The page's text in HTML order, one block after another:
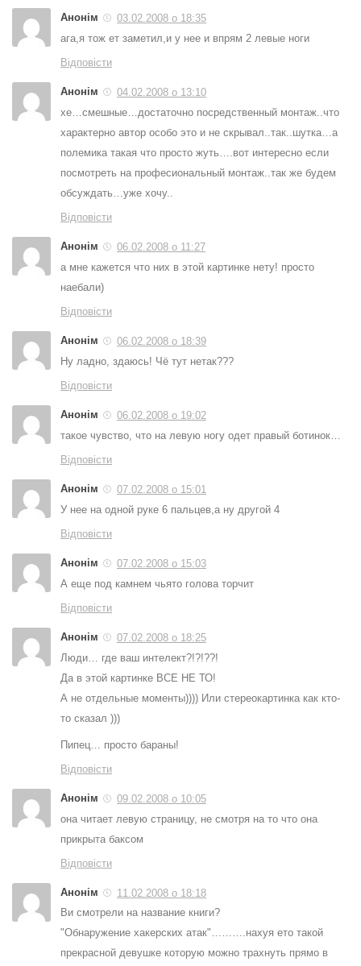
Анонім
03.02.2008 о 18:35
ага,я тож ет заметил,и у нее и впрям 2 левые ноги
Відповісти
Анонім
04.02.2008 о 13:10
хе…смешные…достаточно посредственный монтаж..что
характерно автор особо это и не скрывал..так..шутка…а
полемика такая что просто жуть….вот интересно если
посмотреть на професиональный монтаж..так же будем
обсуждать…уже хочу..
Відповісти
Анонім
06.02.2008 о 11:27
а мне кажется что них в этой картинке нету! просто
наебали)
Відповісти
Анонім
06.02.2008 о 18:39
Ну ладно, здаюсь! Чё тут нетак???
Відповісти
Анонім
06.02.2008 о 19:02
такое чувство, что на левую ногу одет правый ботинок…
Відповісти
Анонім
07.02.2008 о 15:01
У нее на одной руке 6 пальцев,а ну другой 4
Відповісти
Анонім
07.02.2008 о 15:03
А еще под камнем чьято голова торчит
Відповісти
Анонім
07.02.2008 о 18:25
Люди… где ваш интелект?!?!??!
Да в этой картинке ВСЕ НЕ ТО!
А не отдельные моменты)))) Или стереокартинка как кто-
то сказал )))
Пипец… просто бараны!
Відповісти
Анонім
09.02.2008 о 10:05
она читает левую страницу, не смотря на то что она
прикрыта баксом
Відповісти
Анонім
11.02.2008 о 18:18
Ви смотрели на название книги?
"Обнаружение хакерских атак"……….нахуя ето такой
прекрасной девушке которую можно трахнуть прямо в